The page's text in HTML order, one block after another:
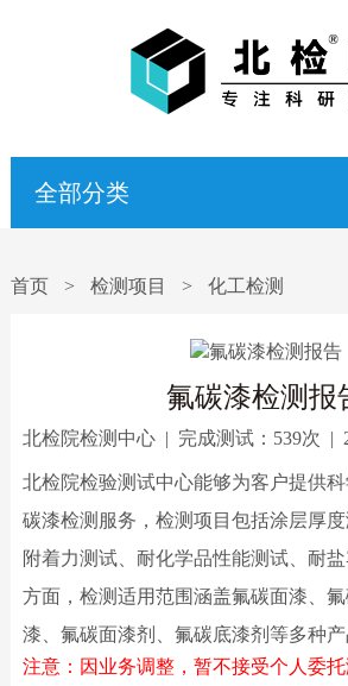
全部分类
首页 > 检测项目 > 化工检测
氟碳漆检测报
北检院检测中心| 完成测试： 539次 |
北检院检验测试中心能够为客户提供
碳漆检测服务，检测项目包括涂层厚度
附着力测试、耐化学品性能测试、耐
方面，检测适用范围涵盖氟碳面漆、
漆、氟碳面漆剂、氟碳底漆剂等多种产
注意：因业务调整，暂不接受个人委托